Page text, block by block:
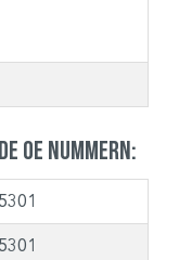
Nummern: